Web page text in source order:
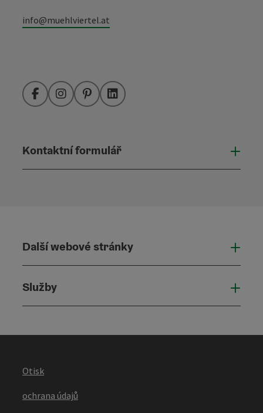
info@muehlviertel.at
FacebookInstagramPinterestLinkedIn
Kontaktní formulář
Další webové stránky
Služby
Otisk
ochrana údajů